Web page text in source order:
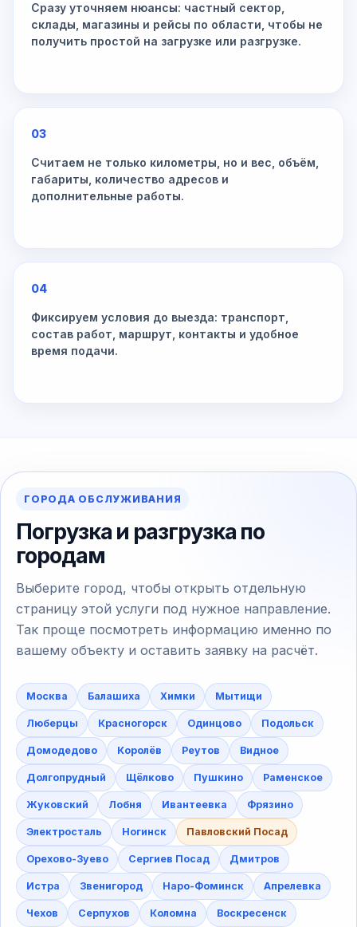
Сразу уточняем нюансы: частный сектор,
склады, магазины и рейсы по области, чтобы не
получить простой на загрузке или разгрузке.
03
Считаем не только километры, но и вес, объём,
габариты, количество адресов и
дополнительные работы.
04
Фиксируем условия до выезда: транспорт,
состав работ, маршрут, контакты и удобное
время подачи.
ГОРОДА ОБСЛУЖИВАНИЯ
Погрузка и разгрузка по
городам
Выберите город, чтобы открыть отдельную
страницу этой услуги под нужное направление.
Так проще посмотреть информацию именно по
вашему объекту и оставить заявку на расчёт.
Москва Балашиха Химки Мытищи
Люберцы Красногорск Одинцово Подольск
Домодедово Королёв Реутов Видное
Долгопрудный Щёлково Пушкино Раменское
Жуковский Лобня Ивантеевка Фрязино
Электросталь Ногинск Павловский Посад
Орехово-Зуево Сергиев Посад Дмитров
Истра Звенигород Наро-Фоминск Апрелевка
Чехов Серпухов Коломна Воскресенск